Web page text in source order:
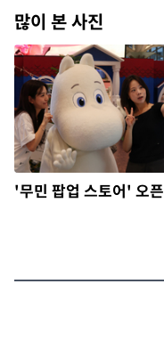
많이 본 사진
'무민 팝업 스토어' 오픈